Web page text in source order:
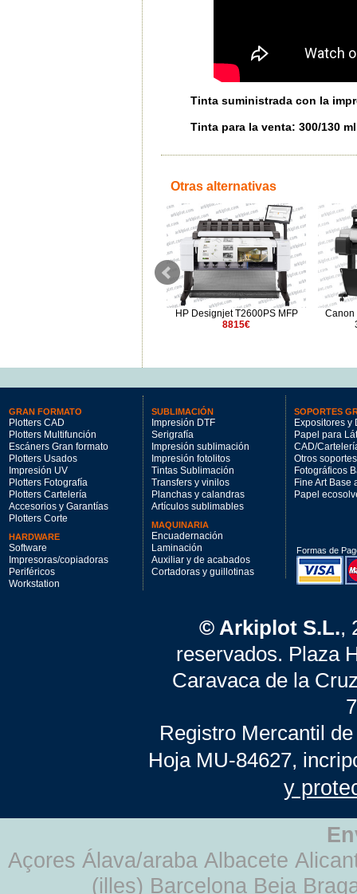
Tinta suministrada con la
Tinta para la venta: 300/130
Otras alternativas
Epson SureColor SC-T5700DM
HP Designjet T2600PS MFP
8815€
Canon
GRAN FORMATO
Plotters CAD
Plotters Multifunción
Escáners Gran formato
Plotters Usados
Impresión UV
Plotters Fotografía
Plotters Cartelería
Accesorios y Garantías
Plotters Corte
HARDWARE
Software
Impresoras/copiadoras
Periféricos
Workstation
SUBLIMACIÓN
Impresión DTF
Serigrafía
Impresión sublimación
Impresión fotolitos
Tintas Sublimación
Transfers y vinilos
Planchas y calandras
Artículos sublimables
MAQUINARIA
Encuadernación
Laminación
Auxiliar y de acabados
Cortadoras y guillotinas
SOPORTES
Expositores y
Papel para
CAD/
Otros soportes
Fotográficos
Fine Art Base
Papel
Formas de
© Arkiplot S.L.,
reservados. Plaza
Caravaca de la
Registro Mercantil
Hoja MU-84627,
y
Açores Álava/araba Albacete
(illes) Barcelona Beja